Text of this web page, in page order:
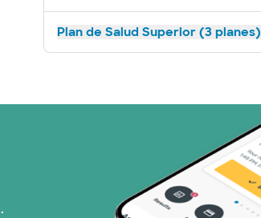
Plan de Salud Superior (3 planes)